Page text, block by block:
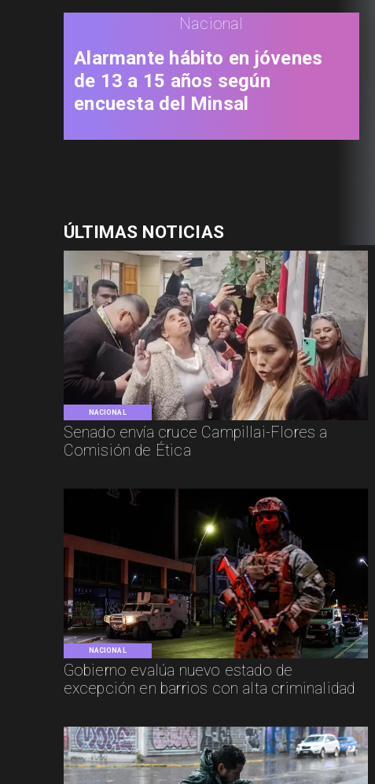
NACIONAL
Senado envía cruce Campillai-Flores a
Comisión de Ética
NACIONAL
Gobierno evalúa nuevo estado de
excepción en barrios con alta criminalidad
Nacional
Alarmante hábito en jóvenes
de 13 a 15 años según
encuesta del Minsal
ÚLTIMAS NOTICIAS